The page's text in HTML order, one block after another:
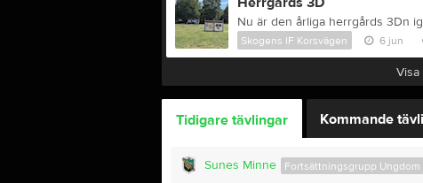
Skogens IF Korsvägen 6 jun
Tidigare tävlingar Kommande
Fortsättningsgrupp Ungdom
Sunes Minne